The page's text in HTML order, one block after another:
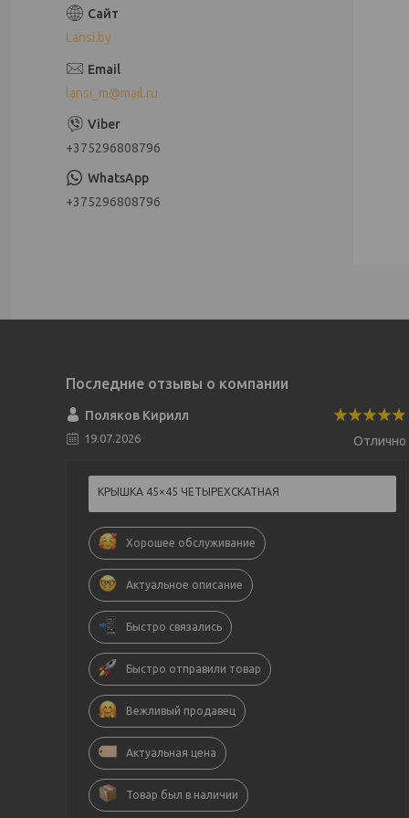
Lansi.by
lansi_m@mail.ru
+375296808796
+375296808796
Поляков Кирилл
19.07.2026 Отлично
КРЫШКА 45×45 ЧЕТЫРЕХСКАТНАЯ
Хорошее обслуживание
Актуальное описание
Быстро связались
Быстро отправили товар
Вежливый продавец
Актуальная цена
Товар был в наличии